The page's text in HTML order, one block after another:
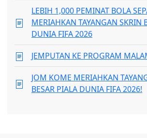
LEBIH 1,000 PEMINAT BOLA
MERIAHKAN TAYANGAN SKRIN
DUNIA FIFA 2026
JEMPUTAN KE PROGRAM
JOM KOME MERIAHKAN
BESAR PIALA DUNIA FIFA 2026!